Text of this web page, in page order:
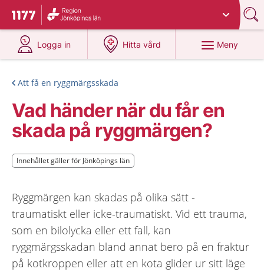
Till startsidan för 1177
Du har valt region
Logga in
på 1177.se
Hitta vård
på 1177.se
Meny
Att få en ryggmärgsskada
Vad händer när du får en
skada på ryggmärgen?
Innehållet gäller för Jönköpings län
Innehållet gäller för Jönköpings län
Ryggmärgen kan skadas på olika sätt -
traumatiskt eller icke-traumatiskt. Vid ett trauma,
som en bilolycka eller ett fall, kan
ryggmärgsskadan bland annat bero på en fraktur
på kotkroppen eller att en kota glider ur sitt läge